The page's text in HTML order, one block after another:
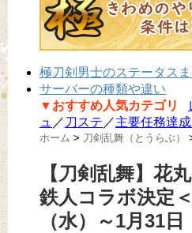
極刀剣男士のステータス
サーバーの種類や違い
▼おすすめ人気カテゴリ
ュ ／ 刀ステ ／主要任務達
ホーム > 刀剣乱舞（とうらぶ）
【刀剣乱舞】花
鉄人コラボ決定
（水）～1月31日